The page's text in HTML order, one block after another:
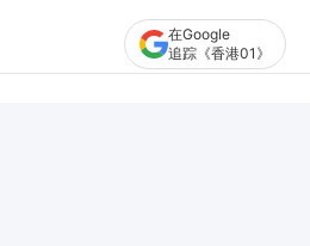
在Google
追踪《香港01》